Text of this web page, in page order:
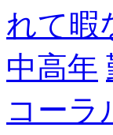
れて暇
中高年
コーラ